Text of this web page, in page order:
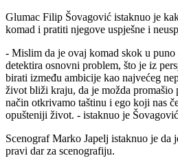
Glumac Filip Šovagović istaknuo je
komad i pratiti njegove uspješne i
- Mislim da je ovaj komad skok u puno
detektira osnovni problem, što je iz
birati između ambicije kao najvećeg
život bliži kraju, da je možda promašio
način otkrivamo taštinu i ego koji nas
opušteniji život. - istaknuo je
Scenograf Marko Japelj istaknuo je da
pravi dar za scenografiju.